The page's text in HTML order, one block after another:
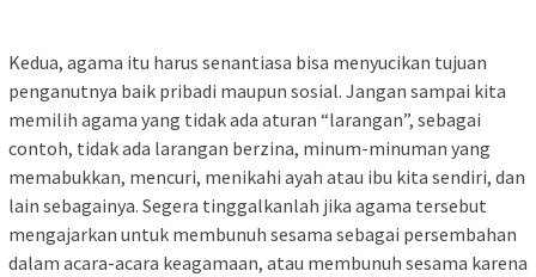
Kedua, agama itu harus senantiasa bisa menyucikan tujuan
penganutnya baik pribadi maupun sosial. Jangan sampai kita
memilih agama yang tidak ada aturan “larangan”, sebagai
contoh, tidak ada larangan berzina, minum-minuman yang
memabukkan, mencuri, menikahi ayah atau ibu kita sendiri, dan
lain sebagainya. Segera tinggalkanlah jika agama tersebut
mengajarkan untuk membunuh sesama sebagai persembahan
dalam acara-acara keagamaan, atau membunuh sesama karena